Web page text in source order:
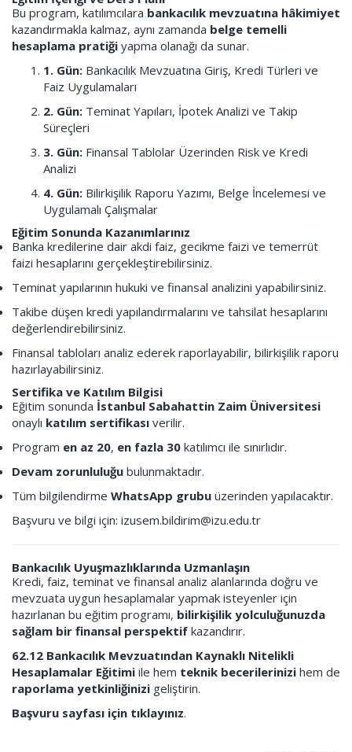
Bu program, katılımcılara bankacılık mevzuatına hâkimiyet
kazandırmakla kalmaz, aynı zamanda belge temelli
hesaplama pratiği yapma olanağı da sunar.
1. Gün: Bankacılık Mevzuatına Giriş, Kredi Türleri ve
Faiz Uygulamaları
2. Gün: Teminat Yapıları, İpotek Analizi ve Takip
Süreçleri
3. Gün: Finansal Tablolar Üzerinden Risk ve Kredi
Analizi
4. Gün: Bilirkişilik Raporu Yazımı, Belge İncelemesi ve
Uygulamalı Çalışmalar
Eğitim Sonunda Kazanımlarınız
Banka kredilerine dair akdi faiz, gecikme faizi ve temerrüt
faizi hesaplarını gerçekleştirebilirsiniz.
Teminat yapılarının hukuki ve finansal analizini yapabilirsiniz.
Takibe düşen kredi yapılandırmalarını ve tahsilat hesaplarını
değerlendirebilirsiniz.
Finansal tabloları analiz ederek raporlayabilir, bilirkişilik raporu
hazırlayabilirsiniz.
Sertifika ve Katılım Bilgisi
Eğitim sonunda İstanbul Sabahattin Zaim Üniversitesi
onaylı katılım sertifikası verilir.
Program en az 20, en fazla 30 katılımcı ile sınırlıdır.
Devam zorunluluğu bulunmaktadır.
Tüm bilgilendirme WhatsApp grubu üzerinden yapılacaktır.
Başvuru ve bilgi için: izusem.bildirim@izu.edu.tr
Bankacılık Uyuşmazlıklarında Uzmanlaşın
Kredi, faiz, teminat ve finansal analiz alanlarında doğru ve
mevzuata uygun hesaplamalar yapmak isteyenler için
hazırlanan bu eğitim programı, bilirkişilik yolculuğunuzda
sağlam bir finansal perspektif kazandırır.
62.12 Bankacılık Mevzuatından Kaynaklı Nitelikli
Hesaplamalar Eğitimi ile hem teknik becerilerinizi hem de
raporlama yetkinliğinizi geliştirin.
Başvuru sayfası için tıklayınız.